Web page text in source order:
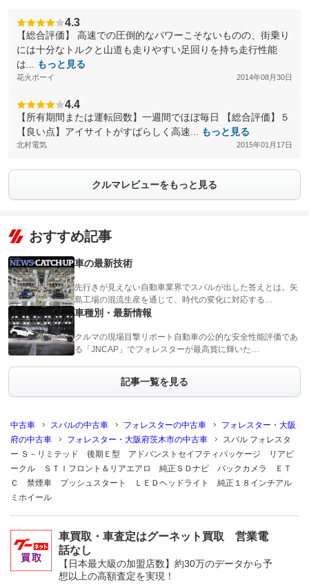
4.3
【総合評価】 高速での圧倒的なパワーこそないものの、街乗り
には十分なトルクと山道も走りやすい足回りを持ち走行性能
は...
もっと見る
花火ボーイ 2014年08月30日
4.4
【所有期間または運転回数】一週間でほぼ毎日 【総合評価】５
【良い点】アイサイトがすばらしく高速...
もっと見る
北村電気 2015年01月17日
クルマレビューをもっと見る
おすすめ記事
車の最新技術
先行きが見えない自動車業界でスバルが出した答えとは。矢
島工場の混流生産を通じて、時代の変化に対応する…
車種別・最新情報
クルマの現場目撃リポート自動車の公的な安全性能評価であ
る「JNCAP」でフォレスターが最高賞に輝いた…
記事一覧を見る
中古車 スバルの中古車 フォレスターの中古車
フォレスター・大阪
府の中古車
フォレスター・大阪府茨木市の中古車
スバル フォレスタ
ー Ｓ－リミテッド 後期Ｅ型 アドバンストセイフティパッケージ リアビ
ークル ＳＴＩフロント＆リアエアロ 純正ＳＤナビ バックカメラ ＥＴ
Ｃ 禁煙車 プッシュスタート ＬＥＤヘッドライト 純正１８インチアル
ミホイール
車買取・車査定はグーネット買取 営業電
話なし
【日本最大級の加盟店数】約30万のデータから予
想以上の高額査定を実現！